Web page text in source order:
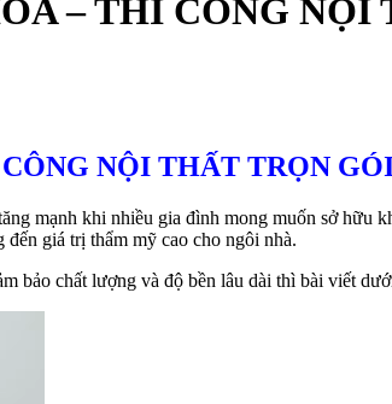
– THI CÔNG
NỘI THẤT TRỌN
mạnh khi nhiều gia đình mong muốn sở
giá trị thẩm mỹ cao cho ngôi nhà.
bảo chất lượng và độ bền lâu dài thì bài viết